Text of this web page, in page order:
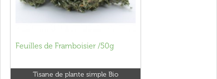
Feuilles de Framboisier /50g
Tisane de plante simple Bio